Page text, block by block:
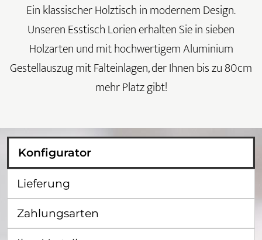
Ein klassischer Holztisch in modernem Design.
Unseren Esstisch Lorien erhalten Sie in sieben
Holzarten und mit hochwertigem Aluminium
Gestellauszug mit Falteinlagen, der Ihnen bis zu 80cm
mehr Platz gibt!
Konfigurator
Lieferung
Zahlungsarten